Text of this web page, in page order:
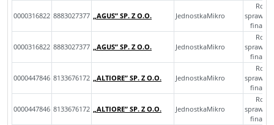
0000316822 8883027377 „AGUS” SP. Z O.O. JednostkaMikro
0000316822 8883027377 „AGUS” SP. Z O.O. JednostkaMikro
0000447846 8133676172 „ALTIORE” SP. Z O.O. JednostkaMikro
0000447846 8133676172 „ALTIORE” SP. Z O.O. JednostkaMikro